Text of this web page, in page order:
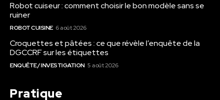
Robot cuiseur : comment choisir le bon modèle sans se
ruiner
ROBOT CUISINE 6 août 2026
Croquettes et pâtées : ce que révèle l’enquête de la
DGCCRF sur les étiquettes
ENQUÊTE / INVESTIGATION 5 août 2026
Pratique